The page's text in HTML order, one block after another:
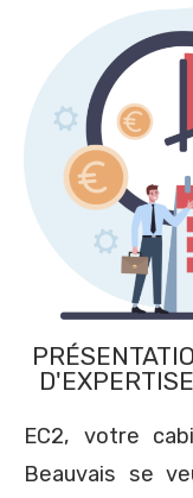
EC2, votre
Beauvais se